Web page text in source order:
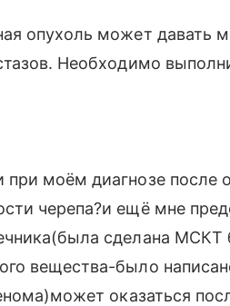
опухоль может давать
Необходимо
моём диагнозе после
черепа?и ещё мне
сделана
вещества-было
оказаться